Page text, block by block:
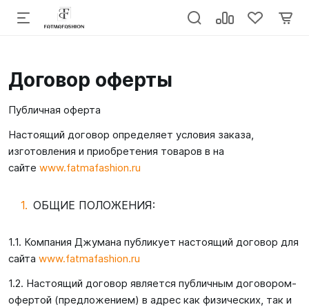
Договор оферты
Публичная оферта
Настоящий договор определяет условия заказа,
изготовления и приобретения товаров в на
сайте www.fatmafashion.ru
ОБЩИЕ ПОЛОЖЕНИЯ:
1.1. Компания Джумана публикует настоящий договор для
сайта www.fatmafashion.ru
1.2. Настоящий договор является публичным договором-
офертой (предложением) в адрес как физических, так и